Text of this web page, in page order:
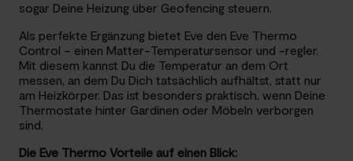
sogar Deine Heizung über Geofencing steuern.
Als perfekte Ergänzung bietet Eve den Eve Thermo
Control – einen Matter-Temperatursensor und -regler.
Mit diesem kannst Du die Temperatur an dem Ort
messen, an dem Du Dich tatsächlich aufhältst, statt nur
am Heizkörper. Das ist besonders praktisch, wenn Deine
Thermostate hinter Gardinen oder Möbeln verborgen
sind.
Die Eve Thermo Vorteile auf einen Blick: